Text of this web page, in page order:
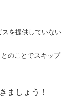
を提供していない
のことでスキップ
ましょう！